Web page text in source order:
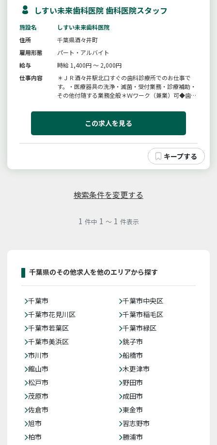
しすい未来歯科医院 歯科医院スタッフ
施設名
しすい未来歯科医院
住所
千葉県酒々井町
雇用形態
パート・アルバイト
給与
時給 1,400円 ～ 2,000円
仕事内容
＊ＪＲ酒々井駅北口すぐの歯科診療所でのお仕事で
す。・医療器具の洗浄・滅菌・受付業務・診療補助・
その他付随する業務全般＊Ｗワーク（兼業）可◆歯科
この求人を見る
検索条件を変更する
1 件中 1 ～ 1 件表示
千葉県のその他求人を他のエリアから探す
千葉市
千葉市中央区
千葉市花見川区
千葉市稲毛区
千葉市若葉区
千葉市緑区
千葉市美浜区
銚子市
市川市
船橋市
館山市
木更津市
松戸市
野田市
茂原市
成田市
佐倉市
東金市
旭市
習志野市
柏市
勝浦市